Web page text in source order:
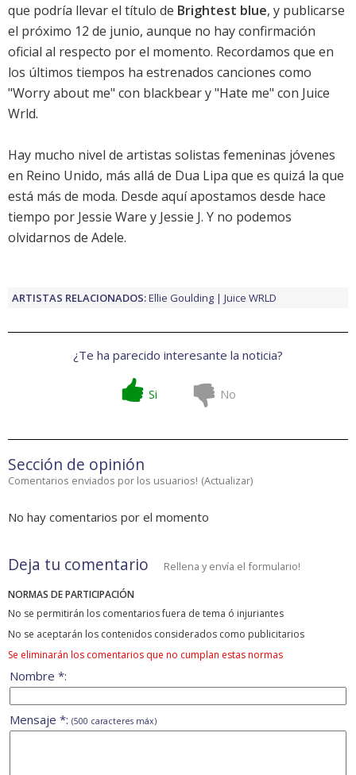
que podría llevar el título de Brightest blue, y publicarse
el próximo 12 de junio, aunque no hay confirmación
oficial al respecto por el momento. Recordamos que en
los últimos tiempos ha estrenados canciones como
"Worry about me" con blackbear y "Hate me" con Juice
Wrld.
Hay mucho nivel de artistas solistas femeninas jóvenes
en Reino Unido, más allá de Dua Lipa que es quizá la que
está más de moda. Desde aquí apostamos desde hace
tiempo por Jessie Ware y Jessie J. Y no podemos
olvidarnos de Adele.
ARTISTAS RELACIONADOS:Ellie Goulding Juice WRLD
¿Te ha parecido interesante la noticia?
Si No
Sección de opinión
Comentarios enviados por los usuarios! (Actualizar)
No hay comentarios por el momento
Deja tu comentario Rellena y envía el formulario!
NORMAS DE PARTICIPACIÓN
No se permitirán los comentarios fuera de tema ó injuriantes
No se aceptarán los contenidos considerados como publicitarios
Se eliminarán los comentarios que no cumplan estas normas
Nombre *:
Mensaje *: (500 caracteres máx)